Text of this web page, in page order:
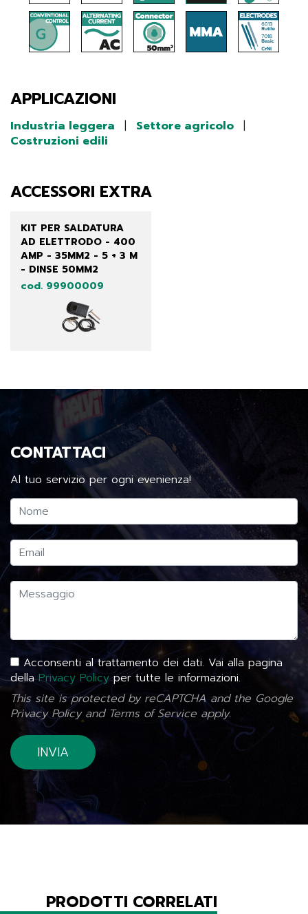
APPLICAZIONI
Industria leggera | Settore agricolo |
Costruzioni edili
ACCESSORI EXTRA
KIT PER SALDATURA
AD ELETTRODO - 400
AMP - 35MM2 - 5 + 3 M
- DINSE 50MM2
cod. 99900009
CONTATTACI
Al tuo servizio per ogni evenienza!
Acconsenti al trattamento dei dati. Vai alla pagina
dellaPrivacy Policyper tutte le informazioni.
This site is protected by reCAPTCHA and the Google
Privacy Policyand Terms of Service apply.
PRODOTTI CORRELATI